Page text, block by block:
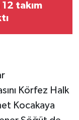
takım
Körfez Halk
Kocakaya